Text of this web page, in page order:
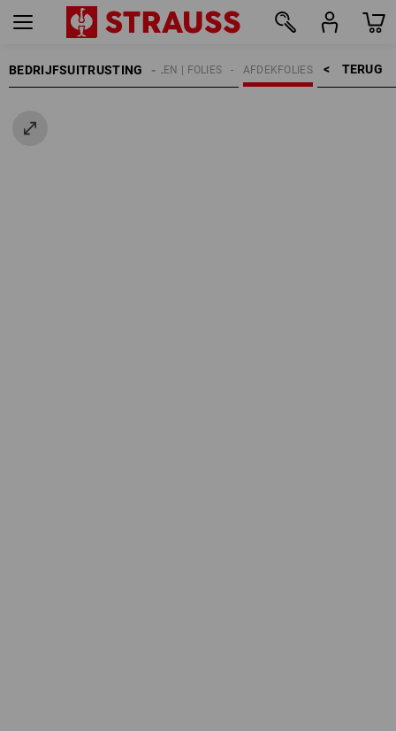
BEDRIJFSUITRUSTING TERUG    >
AFDEKFOLIES
DEKZEILEN | FOLIES